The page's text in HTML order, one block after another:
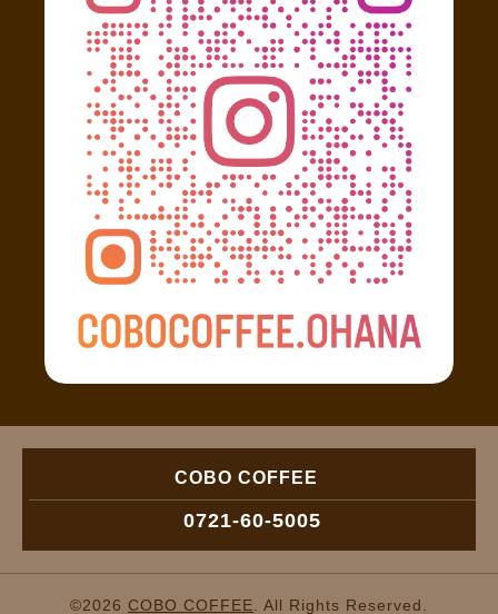
COBO COFFEE
0721-60-5005
©2026 COBO COFFEE. All Rights Reserved.